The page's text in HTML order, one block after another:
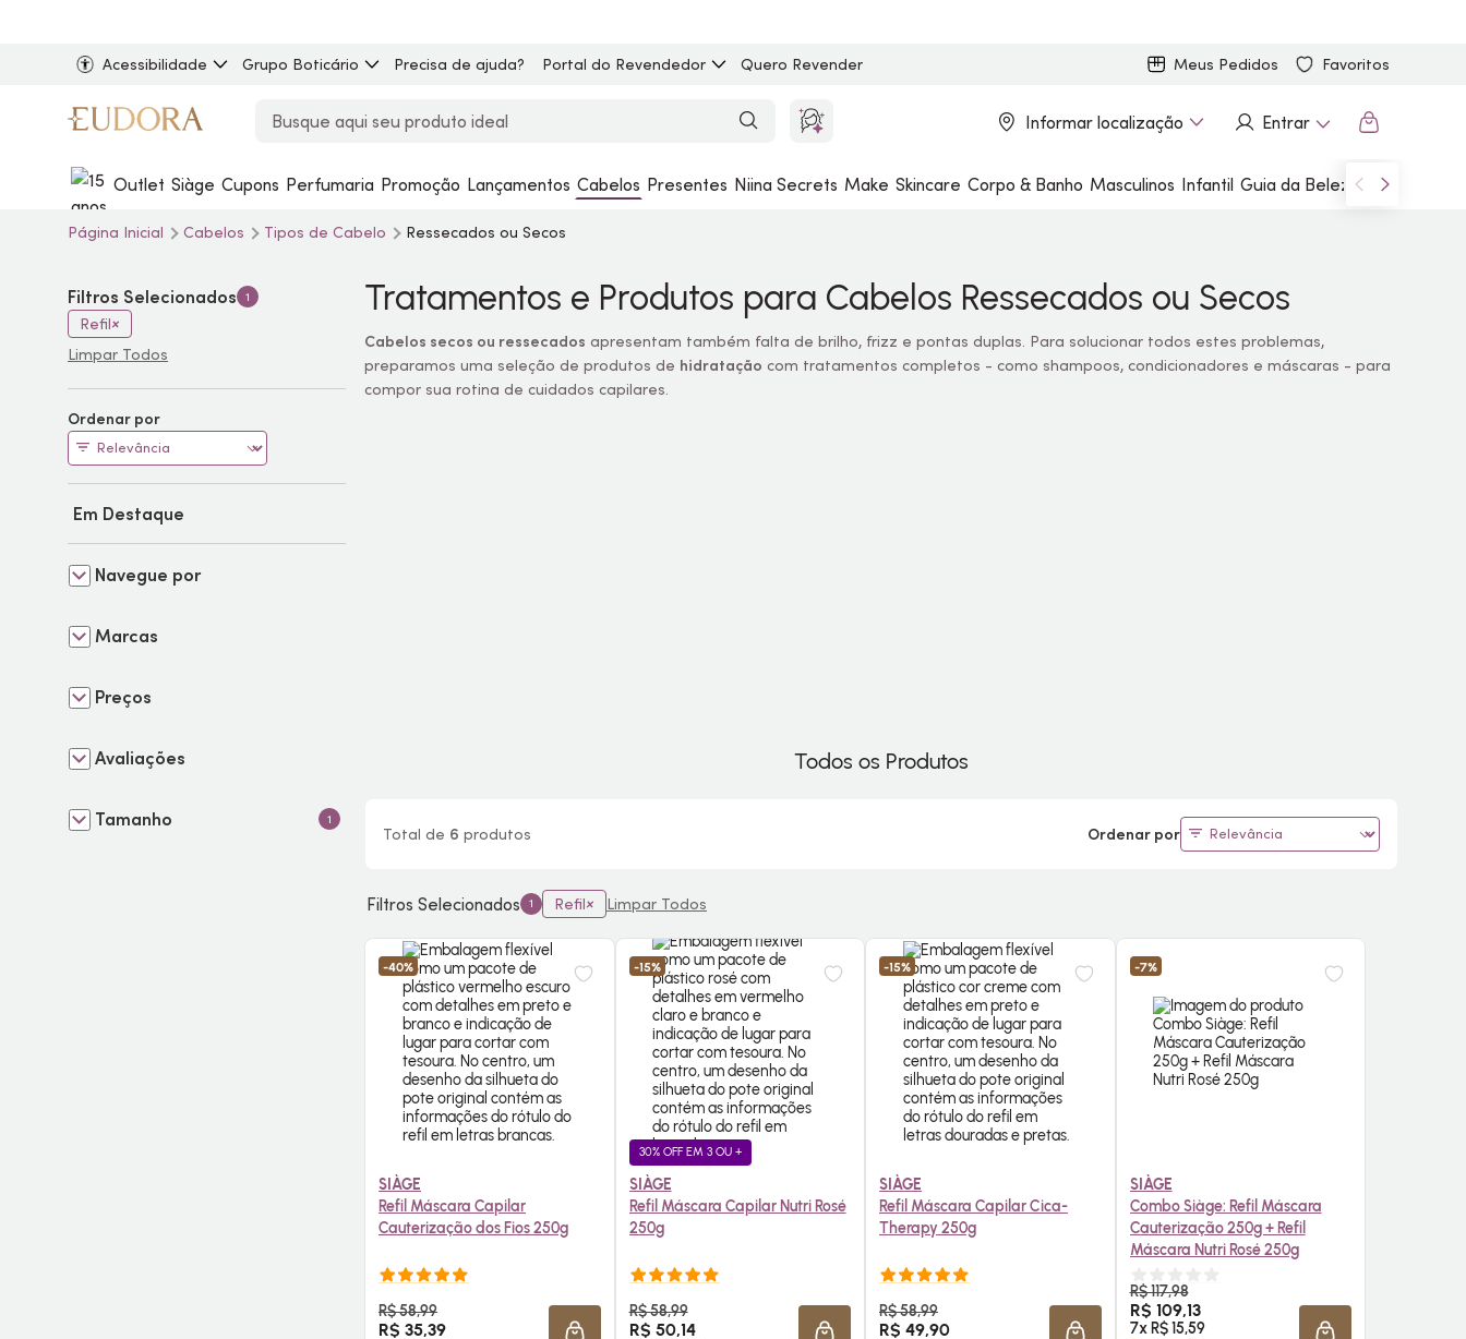
Acessibilidade Grupo Boticário Precisa de ajuda? Portal do Revendedor Quero Revender Meus Pedidos Favoritos
Informar localização Entrar
Outlet Siàge Cupons Perfumaria Promoção Lançamentos Cabelos Presentes Niina Secrets Make Skincare Corpo & Banho Masculinos Infantil Guia da Beleza Marcas
Página Inicial Cabelos Tipos de Cabelo Ressecados ou Secos
Tratamentos e Produtos para Cabelos Ressecados ou Secos
Cabelos secos ou ressecados apresentam também falta de brilho, frizz e pontas duplas. Para solucionar todos estes problemas,
preparamos uma seleção de produtos de hidratação com tratamentos completos - como shampoos, condicionadores e máscaras - para
compor sua rotina de cuidados capilares.
Todos os Produtos
Total de 6 produtos Ordenar por
Filtros Selecionados 1 Refil Limpar Todos
-40%
SIÀGE
Refil Máscara Capilar
Cauterização dos Fios 250g
R$ 58,99
R$ 35,39
COMPRE AGORA ❯
-15%
30% OFF EM 3 OU +
SIÀGE
Refil Máscara Capilar Nutri Rosé
250g
R$ 58,99
R$ 50,14
COMPRE AGORA ❯
-15%
SIÀGE
Refil Máscara Capilar Cica-
Therapy 250g
R$ 58,99
R$ 49,90
COMPRE AGORA ❯
-7%
SIÀGE
Combo Siàge: Refil Máscara
Cauterização 250g + Refil
Máscara Nutri Rosé 250g
R$ 117,98
R$ 109,13
7x R$ 15,59
COMPRE AGORA ❯
Filtros Selecionados 1
Refil
Limpar Todos
Ordenar por
Em Destaque
Navegue por
Marcas
Preços
Avaliações
Tamanho 1